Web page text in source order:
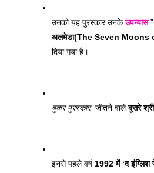
उनको यह पुरस्कार उनके उपन्यास
अलमेडा(The Seven Moons
दिया गया है।
बुकर पुरस्कार जीतने वाले दूसरे
इनसे पहले वर्ष 1992 में ‘द इंग्लिश